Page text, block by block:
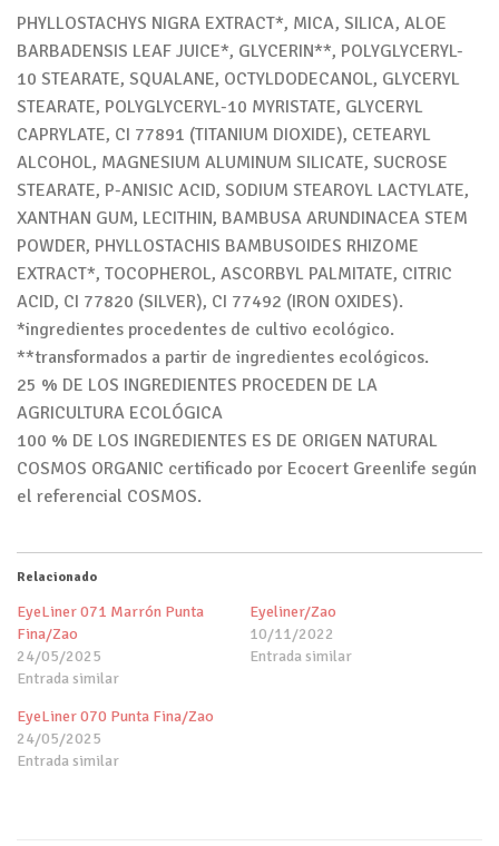
PHYLLOSTACHYS NIGRA EXTRACT*, MICA, SILICA, ALOE
BARBADENSIS LEAF JUICE*, GLYCERIN**, POLYGLYCERYL-
10 STEARATE, SQUALANE, OCTYLDODECANOL, GLYCERYL
STEARATE, POLYGLYCERYL-10 MYRISTATE, GLYCERYL
CAPRYLATE, CI 77891 (TITANIUM DIOXIDE), CETEARYL
ALCOHOL, MAGNESIUM ALUMINUM SILICATE, SUCROSE
STEARATE, P-ANISIC ACID, SODIUM STEAROYL LACTYLATE,
XANTHAN GUM, LECITHIN, BAMBUSA ARUNDINACEA STEM
POWDER, PHYLLOSTACHIS BAMBUSOIDES RHIZOME
EXTRACT*, TOCOPHEROL, ASCORBYL PALMITATE, CITRIC
ACID, CI 77820 (SILVER), CI 77492 (IRON OXIDES).
*ingredientes procedentes de cultivo ecológico.
**transformados a partir de ingredientes ecológicos.
25 % DE LOS INGREDIENTES PROCEDEN DE LA
AGRICULTURA ECOLÓGICA
100 % DE LOS INGREDIENTES ES DE ORIGEN NATURAL
COSMOS ORGANIC certificado por Ecocert Greenlife según
el referencial COSMOS.
Relacionado
EyeLiner 071 Marrón Punta
Fina/Zao
24/05/2025
Entrada similar
Eyeliner/Zao
10/11/2022
Entrada similar
EyeLiner 070 Punta Fina/Zao
24/05/2025
Entrada similar